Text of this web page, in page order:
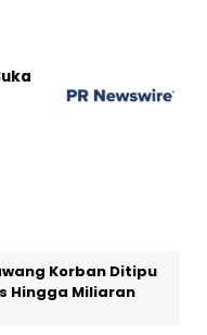
Korban Ditipu
Hingga Miliaran